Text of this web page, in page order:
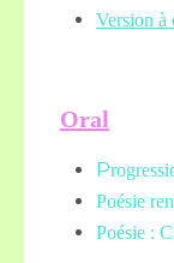
Version à
Oral
P
Poésie
Poésie :